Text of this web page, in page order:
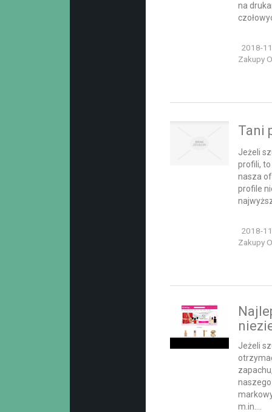
na
2018-
Zakupy
Tani
Jeżeli
profili,
nasza
profile
2018-
Zakupy
Jeżeli
m.in....